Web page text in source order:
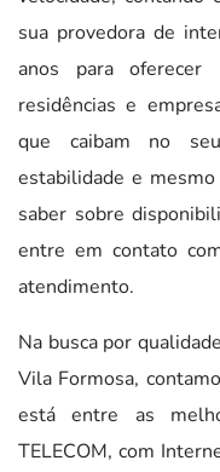
sua provedora de
anos para oferecer
residências e
que caibam no
estabilidade e
saber sobre
entre em contato
atendimento.
Na busca por
Vila Formosa,
está entre as
TELECOM, com